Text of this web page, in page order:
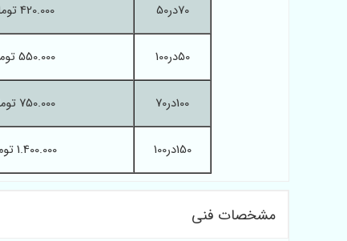
70در50 420.000 تومان
50در100 550.000 تومان
100در70 750.000 تومان
150در100 1.400.000 تومان
مشخصات فنی